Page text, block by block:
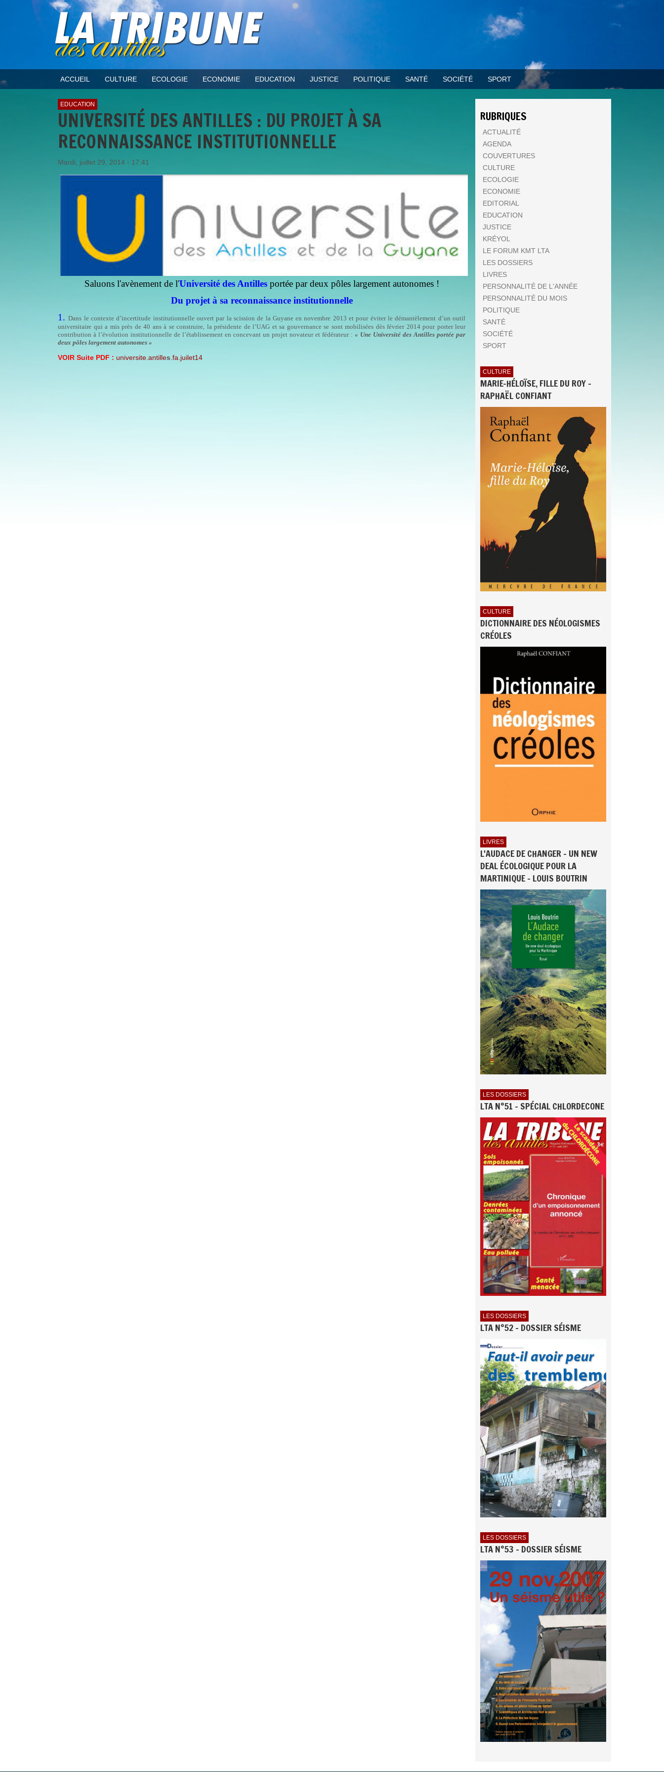
ACCUEIL CULTURE ECOLOGIE ECONOMIE EDUCATION JUSTICE POLITIQUE SANTÉ SOCIÉTÉ SPORT
EDUCATION
UNIVERSITÉ DES ANTILLES : DU PROJET À SA
RECONNAISSANCE INSTITUTIONNELLE
Mardi, juillet 29, 2014 - 17:41
Saluons l'avènement de l'Université des Antillesportée par deux pôles largement autonomes !
Du projet à sa reconnaissance institutionnelle
1.Dans le contexte d’incertitude institutionnelle ouvert par la scission de la Guyane en novembre 2013 et pour éviter le démantèlement d’un outil
universitaire qui a mis près de 40 ans à se construire, la présidente de l’UAG et sa gouvernance se sont mobilisées dès février 2014 pour porter leur
contribution à l’évolution institutionnelle de l’établissement en concevant un projet novateur et fédérateur : « Une Université des Antilles portée par
deux pôles largement autonomes »
VOIR Suite PDF : universite.antilles.fa.juilet14
RUBRIQUES
ACTUALITÉ
AGENDA
COUVERTURES
CULTURE
ECOLOGIE
ECONOMIE
EDITORIAL
EDUCATION
JUSTICE
KRÉYOL
LE FORUM KMT LTA
LES DOSSIERS
LIVRES
PERSONNALITÉ DE L'ANNÉE
PERSONNALITÉ DU MOIS
POLITIQUE
SANTÉ
SOCIÉTÉ
SPORT
CULTURE
MARIE-HÉLOÏSE, FILLE DU ROY -
RAPHAËL CONFIANT
CULTURE
DICTIONNAIRE DES NÉOLOGISMES
CRÉOLES
LIVRES
L'AUDACE DE CHANGER - UN NEW
DEAL ÉCOLOGIQUE POUR LA
MARTINIQUE - LOUIS BOUTRIN
LES DOSSIERS
LTA N°51 - SPÉCIAL CHLORDECONE
LES DOSSIERS
LTA N°52 - DOSSIER SÉISME
LES DOSSIERS
LTA N°53 - DOSSIER SÉISME